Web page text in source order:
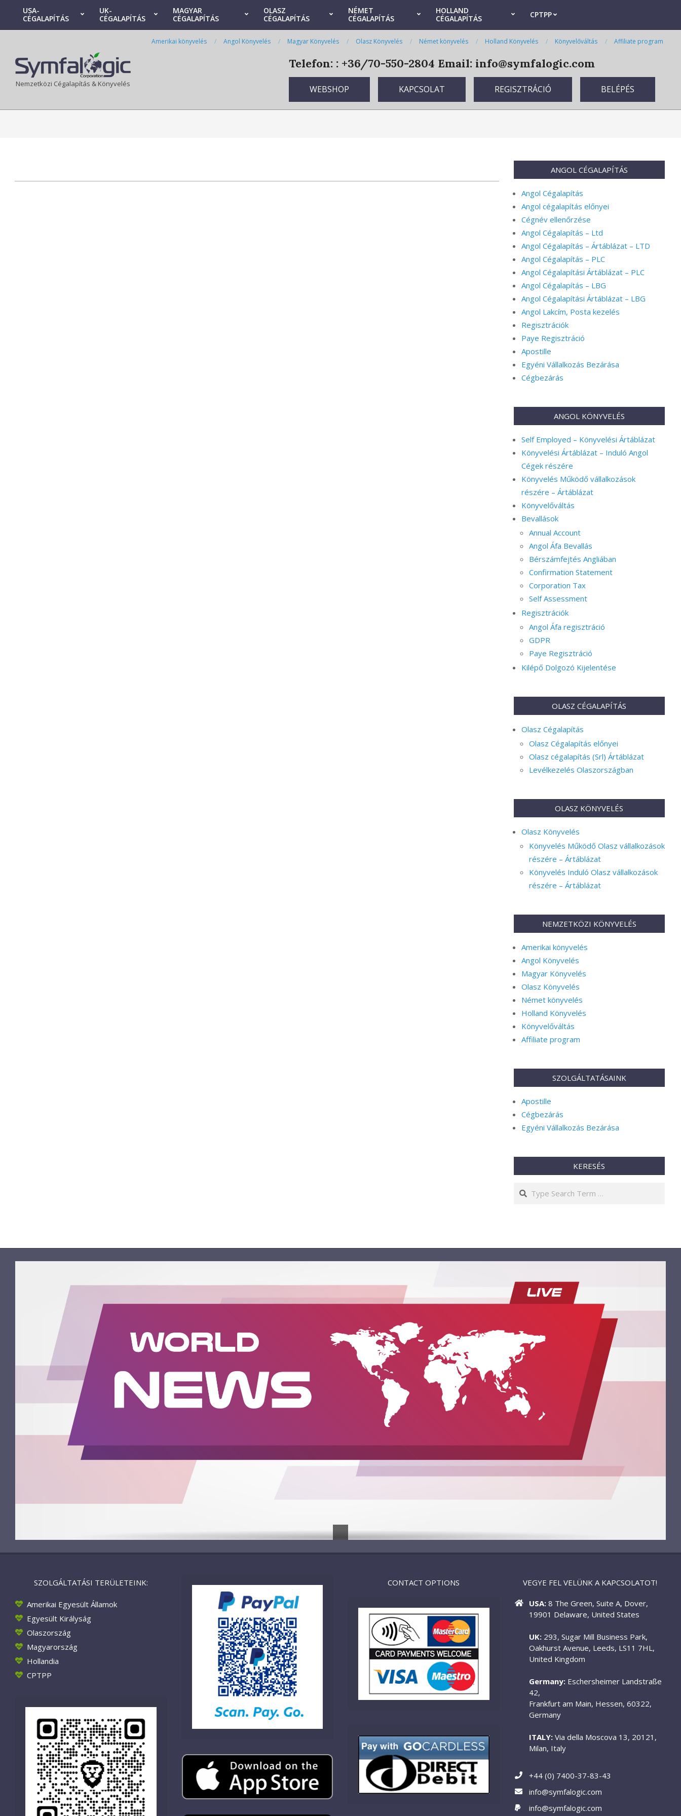
content
Primary
USA-
CÉGALAPÍTÁS
UK-
CÉGALAPÍTÁS
MAGYAR
CÉGALAPÍTÁS
OLASZ
CÉGALAPÍTÁS
NÉMET
CÉGALAPÍTÁS
HOLLAND
CÉGALAPÍTÁS
CPTPP
Nemzetközi Cégalapítás & Könyvelés
Amerikai könyvelés Angol Könyvelés Magyar Könyvelés Olasz Könyvelés Német könyvelés Holland Könyvelés Könyvelőváltás Affiliate program
Telefon: : +36/70-550-2804 Email: info@symfalogic.com
WEBSHOP KAPCSOLAT REGISZTRÁCIÓ BELÉPÉS
ANGOL CÉGALAPÍTÁS
Angol Cégalapítás
Angol cégalapítás előnyei
Cégnév ellenőrzése
Angol Cégalapítás – Ltd
Angol Cégalapítás – Ártáblázat – LTD
Angol Cégalapítás – PLC
Angol Cégalapítási Ártáblázat – PLC
Angol Cégalapítás – LBG
Angol Cégalapítási Ártáblázat – LBG
Angol Lakcím, Posta kezelés
Regisztrációk
Paye Regisztráció
Apostille
Egyéni Vállalkozás Bezárása
Cégbezárás
ANGOL KÖNYVELÉS
Self Employed – Könyvelési Ártáblázat
Könyvelési Ártáblázat – Induló Angol
Cégek részére
Könyvelés Működő vállalkozások
részére – Ártáblázat
Könyvelőváltás
Bevallások
Annual Account
Angol Áfa Bevallás
Bérszámfejtés Angliában
Confirmation Statement
Corporation Tax
Self Assessment
Regisztrációk
Angol Áfa regisztráció
GDPR
Paye Regisztráció
Kilépő Dolgozó Kijelentése
OLASZ CÉGALAPÍTÁS
Olasz Cégalapítás
Olasz Cégalapítás előnyei
Olasz cégalapítás (Srl) Ártáblázat
Levélkezelés Olaszországban
OLASZ KÖNYVELÉS
Olasz Könyvelés
Könyvelés Működő Olasz vállalkozások
részére – Ártáblázat
Könyvelés Induló Olasz vállalkozások
részére – Ártáblázat
NEMZETKÖZI KÖNYVELÉS
Amerikai könyvelés
Angol Könyvelés
Magyar Könyvelés
Olasz Könyvelés
Német könyvelés
Holland Könyvelés
Könyvelőváltás
Affiliate program
SZOLGÁLTATÁSAINK
Apostille
Cégbezárás
Egyéni Vállalkozás Bezárása
KERESÉS
Search
SZOLGÁLTATÁSI TERÜLETEINK:
Amerikai Egyesült Államok
Egyesült Királyság
Olaszország
Magyarország
Hollandia
CPTPP
CONTACT OPTIONS VEGYE FEL VELÜNK A KAPCSOLATOT!
USA: 8 The Green, Suite A, Dover,
19901 Delaware, United States
UK: 293, Sugar Mill Business Park,
Oakhurst Avenue, Leeds, LS11 7HL,
United Kingdom
Germany: Eschersheimer Landstraße
42,
Frankfurt am Main, Hessen, 60322,
Germany
ITALY: Via della Moscova 13, 20121,
Milan, Italy
+44 (0) 7400-37-83-43
info@symfalogic.com
info@symfalogic.com